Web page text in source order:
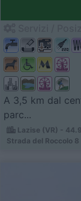
A 3,5 km dal
parc...
Lazise (VR) -
Strada del Roccolo 8